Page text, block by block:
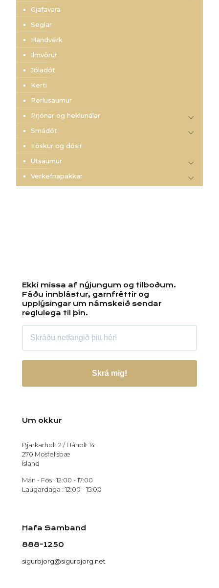
Gjafavara
Seglar
Handverk
Ilmvörur
Jóladót
Kerti
Perlusaumur
Prjónar og heklunálar
Smádót
Töskur og dósir
Útsaumur
Verkefnapakkar
Ekki missa af nýjungum og tilboðum.
Fáðu innblástur, garnfréttir og
upplýsingar um námskeið sendar
reglulega til þín.
Skrá mig!
Um okkur
Bjarkarholt 2 / Háholt 14
270 Mosfellsbæ
Ísland
Mán - Fös : 12:00 - 17:00
Laugardaga : 12:00 - 15:00
Hafa Samband
888-1250
sigurbjorg@sigurbjorg.net